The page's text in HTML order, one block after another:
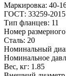
Маркировка: 40-
ГОСТ: 33259-2015
Тип фланцев: 11
Номер размерного
Сталь: 20
Номинальный
Номинальное
Вес, кг: 1.85